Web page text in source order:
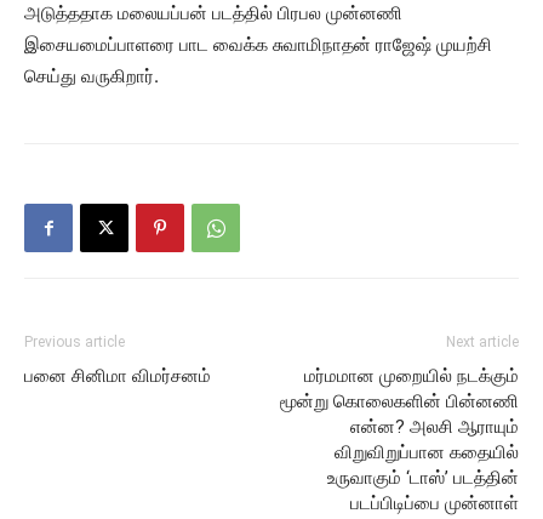
அடுத்ததாக மலையப்பன் படத்தில் பிரபல முன்னணி
இசையமைப்பாளரை பாட வைக்க சுவாமிநாதன் ராஜேஷ் முயற்சி
செய்து வருகிறார்.
Previous article
பனை சினிமா விமர்சனம்
Next article
மர்மமான முறையில் நடக்கும்
மூன்று கொலைகளின் பின்னணி
என்ன? அலசி ஆராயும்
விறுவிறுப்பான கதையில்
உருவாகும் ‘டாஸ்’ படத்தின்
படப்பிடிப்பை முன்னாள்